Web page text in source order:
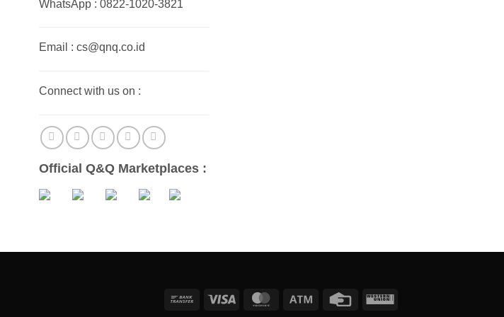
WhatsApp : 0822-1020-3821
Email : cs@qnq.co.id
Connect with us on :
Official Q&Q Marketplaces :
Bank
Visa MasterCardAtm
Credit
Western